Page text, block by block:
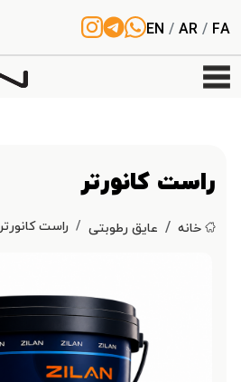
EN /AR/ FA
راست کانورتر
خانه عایق رطوبتی راست